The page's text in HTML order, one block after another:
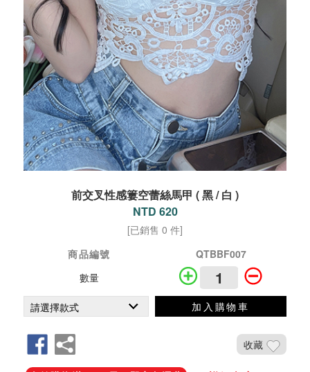
前交叉性感簍空蕾絲馬甲 ( 黑 / 白 )
NTD 620
[已銷售 0 件]
商品編號
QTBBF007
數量
加入購物車
收藏